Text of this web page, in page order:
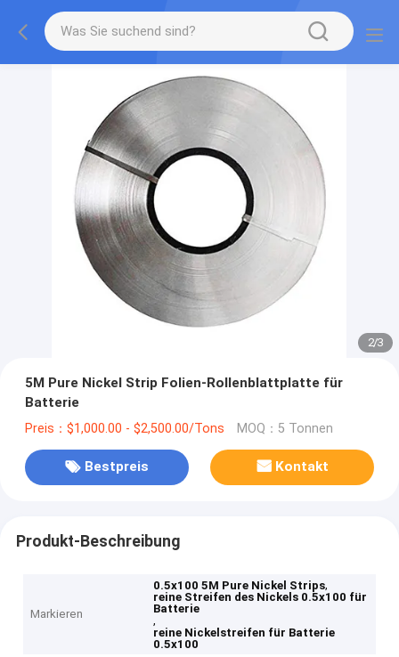
2/3
5M Pure Nickel Strip Folien-Rollenblattplatte für
Batterie
Preis：$1,000.00 - $2,500.00/Tons MOQ：5 Tonnen
Bestpreis Kontakt
Produkt-Beschreibung
Markieren
0.5x100 5M Pure Nickel Strips,
reine Streifen des Nickels 0.5x100 für
Batterie
,
reine Nickelstreifen für Batterie
0.5x100